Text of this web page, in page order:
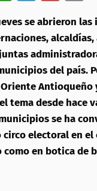
se abrieron
alcaldías,
del país.
Antioqueño
tema desde hace
se ha
circo electoral en el
como en botica de